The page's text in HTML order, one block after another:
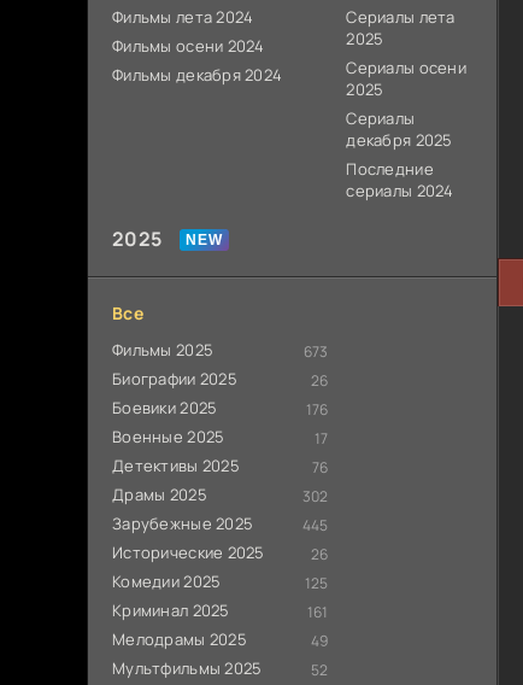
Фильмы лета 2024
Фильмы осени 2024
Фильмы декабря 2024
Сериалы лета
2025
Сериалы осени
2025
Сериалы
декабря 2025
Последние
сериалы 2024
2025
Все
Фильмы 2025 673
Биографии 2025 26
Боевики 2025 176
Военные 2025 17
Детективы 2025 76
Драмы 2025 302
Зарубежные 2025 445
Исторические 2025 26
Комедии 2025 125
Криминал 2025 161
Мелодрамы 2025 49
Мультфильмы 2025 52